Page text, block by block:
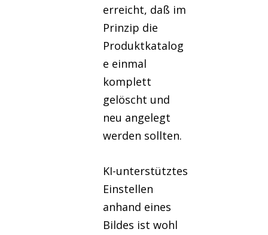
erreicht, daß im
Prinzip die
Produktkatalog
e einmal
komplett
gelöscht und
neu angelegt
werden sollten.
KI-unterstütztes
Einstellen
anhand eines
Bildes ist wohl